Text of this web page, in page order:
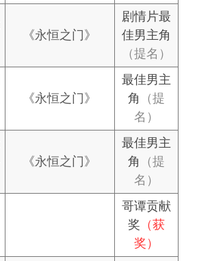
《永恒之门》
剧情片最
佳男主角
（提名）
《永恒之门》
最佳男主
角
（提
名）
《永恒之门》
最佳男主
角
（提
名）
哥谭贡献
奖 （获
奖）